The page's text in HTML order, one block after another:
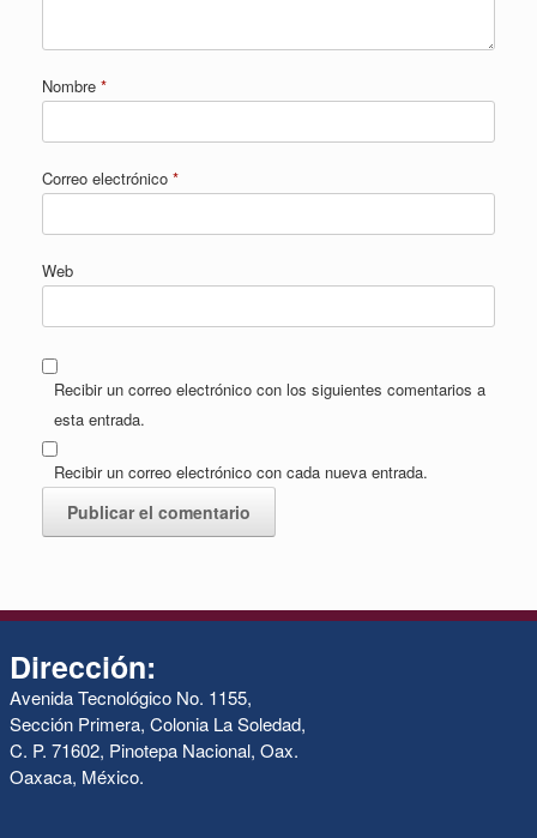
Nombre *
Correo electrónico *
Web
Recibir un correo electrónico con los siguientes comentarios a
esta entrada.
Recibir un correo electrónico con cada nueva entrada.
Dirección:
Avenida Tecnológico No. 1155,
Sección Primera, Colonia La Soledad,
C. P. 71602, Pinotepa Nacional, Oax.
Oaxaca, México.